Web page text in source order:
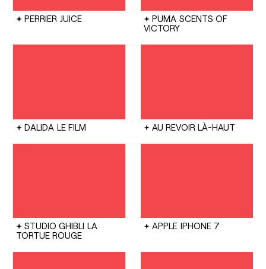
PERRIER JUICE PUMA SCENTS OF
VICTORY
DALIDA LE FILM AU REVOIR LÀ-HAUT
STUDIO GHIBLI LA
TORTUE ROUGE
APPLE IPHONE 7